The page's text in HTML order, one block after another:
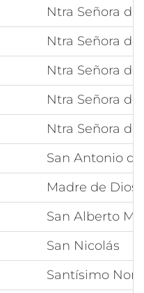
Ntra Señora
Ntra Señora
Ntra Señora de
Ntra Señora
Ntra Señora
San Antonio
Madre de Dios
San Alberto
San Nicolás
Santísimo